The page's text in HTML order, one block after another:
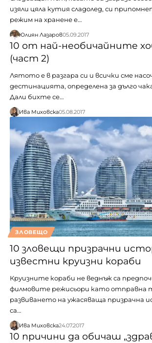
изяли цяла кутия сладолед, си
режим на хранене е…
Юлиян Лазаров05.09.2017
10 от най-необичайните
(част 2)
Лятото е в разгара си и всички сме
дестинацията, определена за дълго
Дали бихте се…
Ива Миховска05.08.2017
ЗЛОВЕЩО
10 зловещи призрачни
известни круизни кораби
Круизните кораби не веднъж са
филмовите режисьори като отправна
развиването на ужасяваща призрачна
са…
Ива Миховска24.07.2017
10 причини да обичаш